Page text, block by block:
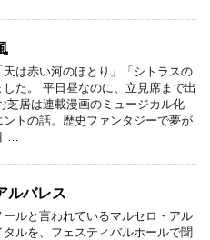
は赤い河のほとり」「シトラスの
た。 平日昼なのに、立見席まで出
芝居は連載漫画のミュージカル化
トの話。歴史ファンタジーで夢が
…
ルバレス
ールと言われているマルセロ・アル
ルを、フェスティバルホールで聞